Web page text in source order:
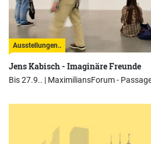
Ausstellungen..
Jens Kabisch - Imaginäre Freunde
Bis 27.9.. | MaximiliansForum -